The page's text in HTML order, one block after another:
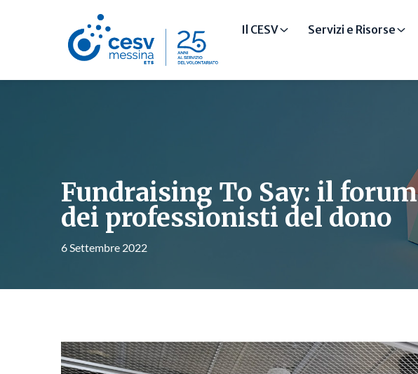
Il CESV Servizi e Risorse
Fundraising To Say: il forum
dei professionisti del dono
6 Settembre 2022